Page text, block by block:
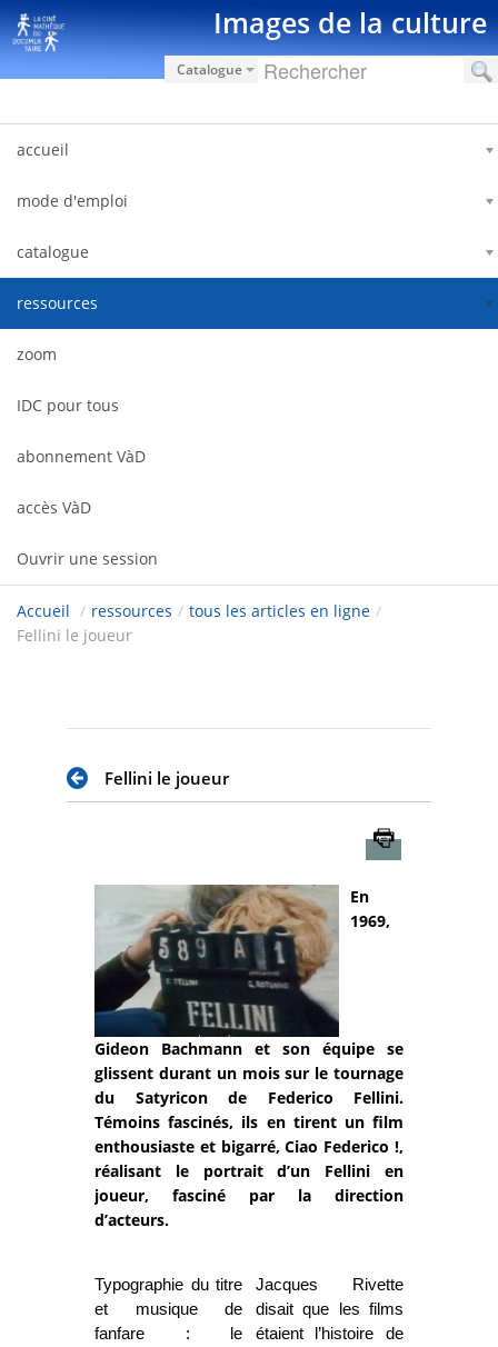
Saut au contenu Images de la culture
Catalogue
accueil
mode d'emploi
catalogue
ressources
zoom
IDC pour tous
abonnement VàD
accès VàD
Ouvrir une session
Accueil / ressources / tous les articles en ligne /
Fellini le joueur
Fellini le joueur
En
1969,
Gideon Bachmann et son équipe se
glissent durant un mois sur le tournage
du Satyricon de Federico Fellini.
Témoins fascinés, ils en tirent un film
enthousiaste et bigarré, Ciao Federico !,
réalisant le portrait d’un Fellini en
joueur, fasciné par la direction
d’acteurs.
Typographie du titre
et musique de
fanfare : le
Jacques Rivette
disait que les films
étaient l’histoire de